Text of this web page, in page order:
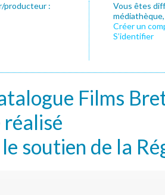
producteur :
Vous êtes
Créer un
S’identifier
Films
réalisé
soutien de la